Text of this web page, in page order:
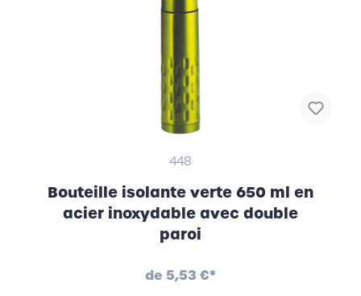
448
Bouteille isolante verte 650 ml en
acier inoxydable avec double
paroi
de 5,53 €*